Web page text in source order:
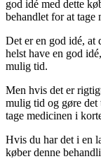
god idé med dette
behandlet for at
Det er en god idé,
helst have en god
mulig tid.
Men hvis det er
mulig tid og gøre
tage medicinen i
Hvis du har det i en
køber denne